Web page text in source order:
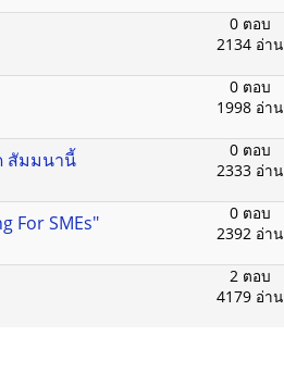
0 ตอบ
2134 อ่าน
0 ตอบ
1998 อ่าน
สัมมนานี้
0 ตอบ
2333 อ่าน
For SMEs"
0 ตอบ
2392 อ่าน
2 ตอบ
4179 อ่าน